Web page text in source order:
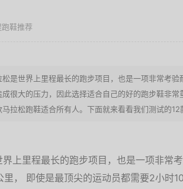
鞋推荐
松是世界上里程最长的跑步项目，也是一项非常考
成很大的压力，因此选择适合自己的好的跑步鞋非
马拉松跑鞋适合所有人。下面就来看看我们测试的
界上里程最长的跑步项目，也是一项非常
里， 即使是最顶尖的运动员都需要2小时